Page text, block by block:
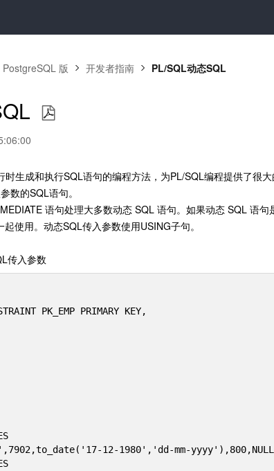
版 开发者指南 PL/SQL动态SQL
时生成和执行SQL语句的编程方法，为PL/SQL编程提供了很
数的SQL语句。
语句处理大多数动态 SQL 语句。如果动态 SQL 语
使用。动态SQL传入参数使用USING子句。
传入参数
PK_EMP PRIMARY KEY,
12-1980','dd-mm-